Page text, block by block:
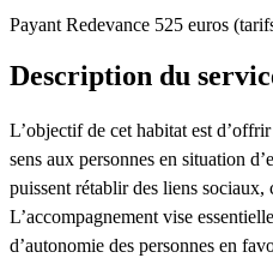
Payant Redevance 525 euros
Description du
L’objectif de cet habitat est
sens aux personnes en situation
puissent rétablir des liens sociaux,
L’accompagnement vise
d’autonomie des personnes en